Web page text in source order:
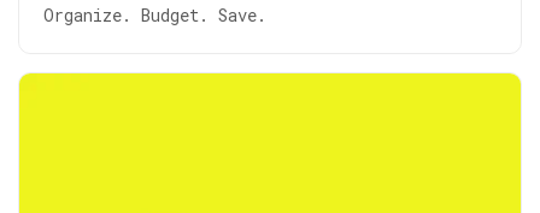
Organize. Budget. Save.